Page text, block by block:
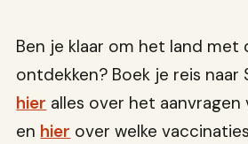
Ben je klaar om het land met
ontdekken? Boek je reis naar
hier alles over het aanvragen
en hier over welke